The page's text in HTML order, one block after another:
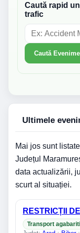
Caută rapid
trafic
Caută
Ultimele
Mai jos sunt
Județul
data actualizării,
scurt al situației.
RESTRICȚII
Transport